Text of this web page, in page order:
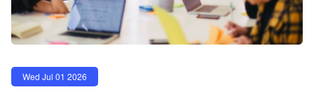
Wed Jul 01 2026